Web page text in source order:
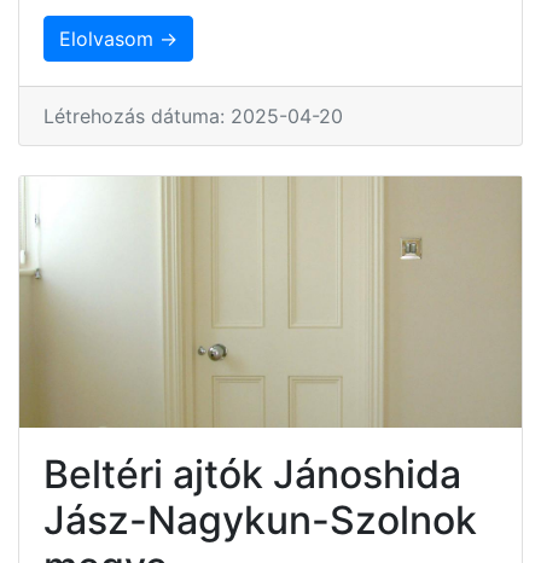
Elolvasom →
Létrehozás dátuma: 2025-04-20
Beltéri ajtók Jánoshida
Jász-Nagykun-Szolnok